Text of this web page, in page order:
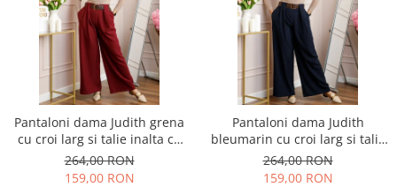
Pantaloni dama Judith grena
cu croi larg si talie inalta cu
curea
264,00 RON
159,00 RON
Pantaloni dama Judith
bleumarin cu croi larg si talie
inalta cu curea
264,00 RON
159,00 RON